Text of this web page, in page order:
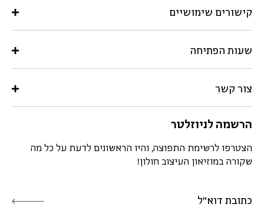
קישורים שימושיים
שעות הפתיחה
צור קשר
הרשמה לניוזלטר
הצטרפו לרשימת התפוצה, והיו הראשונים לדעת על כל מה
שקורה במוזיאון העיצוב חולון!